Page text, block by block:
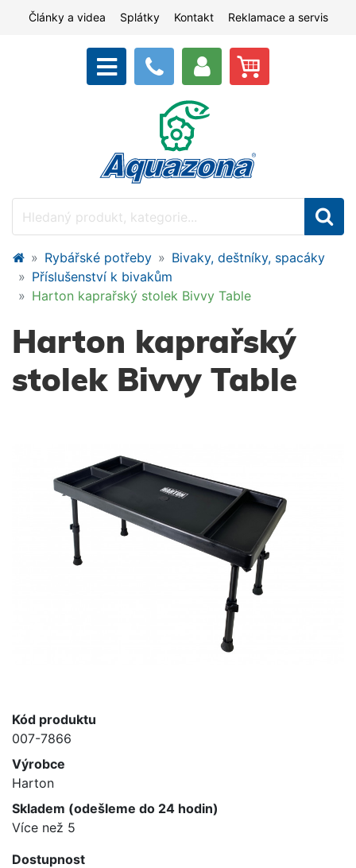
Články a videa Splátky Kontakt Reklamace a servis
Rybářské potřeby
Bivaky, deštníky, spacáky
Příslušenství k bivakům
Harton kaprařský stolek Bivvy Table
Harton kaprařský
stolek Bivvy Table
Kód produktu
007-7866
Výrobce
Harton
Skladem (odešleme do 24 hodin)
Více než 5
Dostupnost